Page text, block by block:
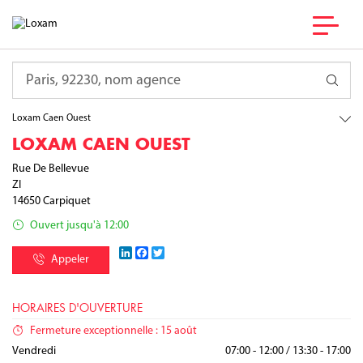
France
Loxam Caen Ouest
LOXAM CAEN OUEST
Rue De Bellevue
ZI
14650 Carpiquet
Ouvert jusqu'à 12:00
Appeler
LinkedInFacebook
HORAIRES D'OUVERTURE
Fermeture exceptionnelle : 15 août
Lundi
07:00 - 12:00 / 13:30 - 18:00
Mardi 07:00 - 12:00 / 13:30 - 18:00
Mercredi 07:00 - 12:00 / 13:30 - 18:00
Jeudi 07:00 - 12:00 / 13:30 - 18:00
Vendredi 07:00 - 12:00 / 13:30 - 17:00